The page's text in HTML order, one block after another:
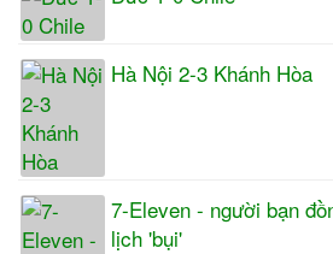
Hà Nội 2-3 Khánh Hòa
7-Eleven - người bạn
lịch 'bụi'